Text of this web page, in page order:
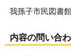
我孫子市民図書
内容の問い合